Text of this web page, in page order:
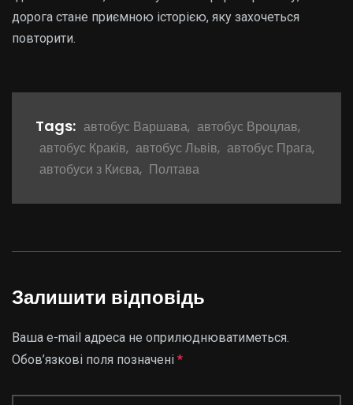
дорога стане приємною історією, яку захочеться
повторити.
Tags: автобус Варшава, автобус Вроцлав,
автобус Краків, автобус Львів, автобус Прага,
автобуси з Києва, Полтава
Залишити відповідь
Ваша e-mail адреса не оприлюднюватиметься.
Обов’язкові поля позначені *